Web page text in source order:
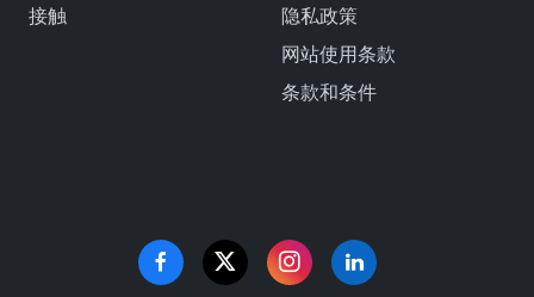
接触
隐私政策
网站使用条款
条款和条件